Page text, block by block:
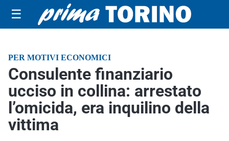
☰
PER MOTIVI ECONOMICI
Consulente finanziario
ucciso in collina: arrestato
l’omicida, era inquilino della
vittima